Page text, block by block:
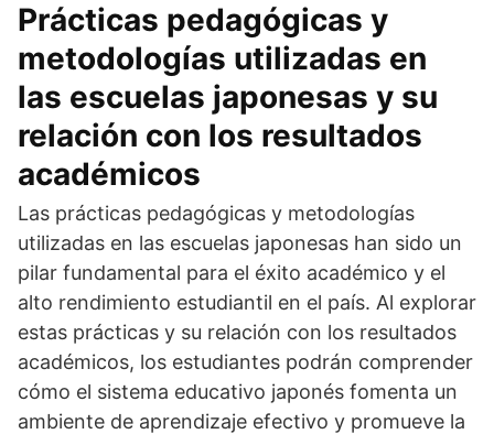
Prácticas pedagógicas y
metodologías utilizadas en
las escuelas japonesas y su
relación con los resultados
académicos
Las prácticas pedagógicas y metodologías
utilizadas en las escuelas japonesas han sido un
pilar fundamental para el éxito académico y el
alto rendimiento estudiantil en el país. Al explorar
estas prácticas y su relación con los resultados
académicos, los estudiantes podrán comprender
cómo el sistema educativo japonés fomenta un
ambiente de aprendizaje efectivo y promueve la